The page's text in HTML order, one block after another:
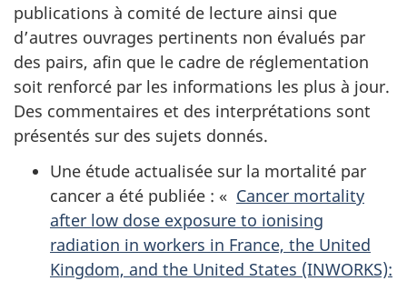
publications à comité de lecture ainsi que
d’autres ouvrages pertinents non évalués par
des pairs, afin que le cadre de réglementation
soit renforcé par les informations les plus à jour.
Des commentaires et des interprétations sont
présentés sur des sujets donnés.
Une étude actualisée sur la mortalité par
cancer a été publiée : « Cancer mortality
after low dose exposure to ionising
radiation in workers in France, the United
Kingdom, and the United States (INWORKS):